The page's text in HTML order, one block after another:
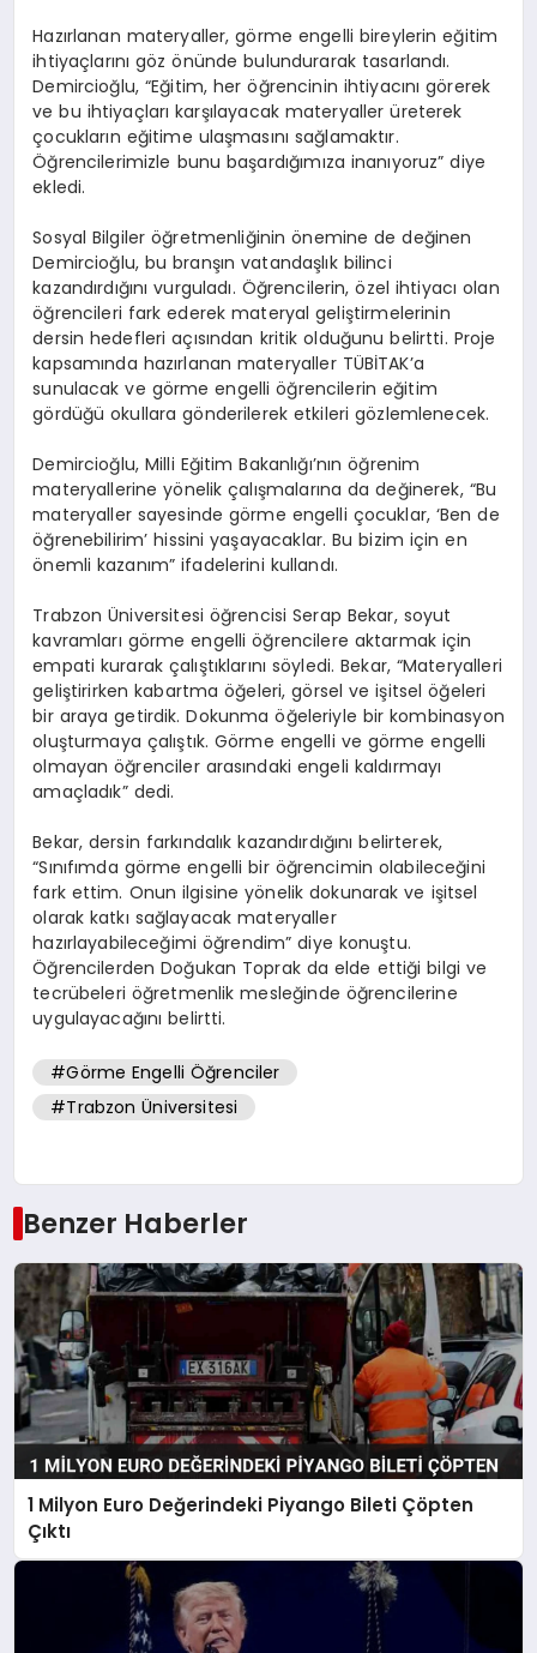
Hazırlanan materyaller, görme engelli bireylerin eğitim
ihtiyaçlarını göz önünde bulundurarak tasarlandı.
Demircioğlu, “Eğitim, her öğrencinin ihtiyacını görerek
ve bu ihtiyaçları karşılayacak materyaller üreterek
çocukların eğitime ulaşmasını sağlamaktır.
Öğrencilerimizle bunu başardığımıza inanıyoruz” diye
ekledi.
Sosyal Bilgiler öğretmenliğinin önemine de değinen
Demircioğlu, bu branşın vatandaşlık bilinci
kazandırdığını vurguladı. Öğrencilerin, özel ihtiyacı olan
öğrencileri fark ederek materyal geliştirmelerinin
dersin hedefleri açısından kritik olduğunu belirtti. Proje
kapsamında hazırlanan materyaller TÜBİTAK’a
sunulacak ve görme engelli öğrencilerin eğitim
gördüğü okullara gönderilerek etkileri gözlemlenecek.
Demircioğlu, Milli Eğitim Bakanlığı’nın öğrenim
materyallerine yönelik çalışmalarına da değinerek, “Bu
materyaller sayesinde görme engelli çocuklar, ‘Ben de
öğrenebilirim’ hissini yaşayacaklar. Bu bizim için en
önemli kazanım” ifadelerini kullandı.
Trabzon Üniversitesi öğrencisi Serap Bekar, soyut
kavramları görme engelli öğrencilere aktarmak için
empati kurarak çalıştıklarını söyledi. Bekar, “Materyalleri
geliştirirken kabartma öğeleri, görsel ve işitsel öğeleri
bir araya getirdik. Dokunma öğeleriyle bir kombinasyon
oluşturmaya çalıştık. Görme engelli ve görme engelli
olmayan öğrenciler arasındaki engeli kaldırmayı
amaçladık” dedi.
Bekar, dersin farkındalık kazandırdığını belirterek,
“Sınıfımda görme engelli bir öğrencimin olabileceğini
fark ettim. Onun ilgisine yönelik dokunarak ve işitsel
olarak katkı sağlayacak materyaller
hazırlayabileceğimi öğrendim” diye konuştu.
Öğrencilerden Doğukan Toprak da elde ettiği bilgi ve
tecrübeleri öğretmenlik mesleğinde öğrencilerine
uygulayacağını belirtti.
#Görme Engelli Öğrenciler
#Trabzon Üniversitesi
Benzer Haberler
1 Milyon Euro Değerindeki Piyango Bileti Çöpten
Çıktı